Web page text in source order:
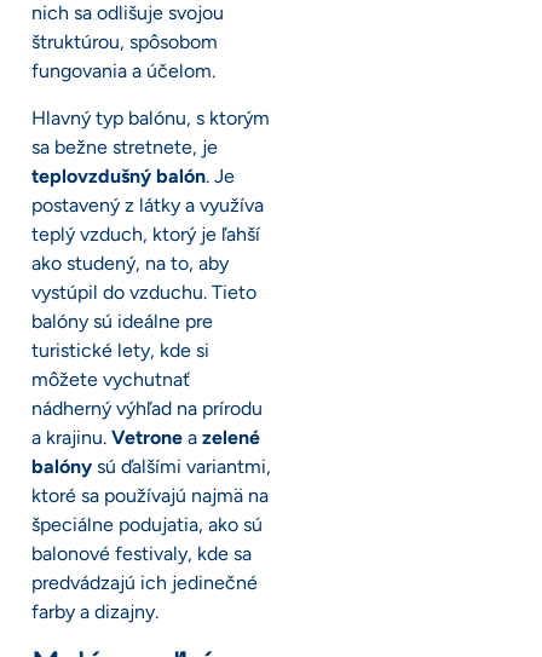
nich sa odlišuje svojou
štruktúrou, spôsobom
fungovania a účelom.
Hlavný typ balónu, s ktorým
sa bežne stretnete, je
teplovzdušný balón. Je
postavený z látky a využíva
teplý vzduch, ktorý je ľahší
ako studený, na to, aby
vystúpil do vzduchu. Tieto
balóny sú ideálne pre
turistické lety, kde si
môžete vychutnať
nádherný výhľad na prírodu
a krajinu. Vetrone a zelené
balóny sú ďalšími variantmi,
ktoré sa používajú najmä na
špeciálne podujatia, ako sú
balonové festivaly, kde sa
predvádzajú ich jedinečné
farby a dizajny.